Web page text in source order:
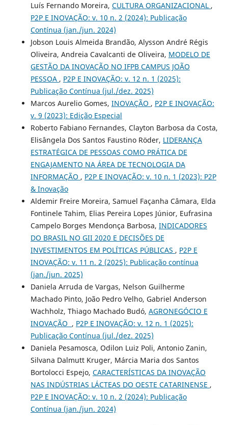
Luís Fernando Moreira, CULTURA ORGANIZACIONAL ,
P2P E INOVAÇÃO: v. 10 n. 2 (2024): Publicação
Contínua (jan./jun. 2024)
Jobson Louis Almeida Brandão, Alysson André Régis
Oliveira, Andreia Cavalcanti de Oliveira, MODELO DE
GESTÃO DA INOVAÇÃO NO IFPB CAMPUS JOÃO
PESSOA , P2P E INOVAÇÃO: v. 12 n. 1 (2025):
Publicação Contínua (jul./dez. 2025)
Marcos Aurelio Gomes, INOVAÇÃO , P2P E INOVAÇÃO:
v. 9 (2023): Edição Especial
Roberto Fabiano Fernandes, Clayton Barbosa da Costa,
Elisângela Dos Santos Faustino Röder, LIDERANÇA
ESTRATÉGICA DE PESSOAS COMO PRÁTICA DE
ENGAJAMENTO NA ÁREA DE TECNOLOGIA DA
INFORMAÇÃO , P2P E INOVAÇÃO: v. 10 n. 1 (2023): P2P
& Inovação
Aldemir Freire Moreira, Samuel Façanha Câmara, Elda
Fontinele Tahim, Elias Pereira Lopes Júnior, Eufrasina
Campelo Borges Mendonça Barbosa, INDICADORES
DO BRASIL NO GII 2020 E DECISÕES DE
INVESTIMENTOS EM POLÍTICAS PÚBLICAS , P2P E
INOVAÇÃO: v. 11 n. 2 (2025): Publicação contínua
(jan./jun. 2025)
Daniela Arruda de Vargas, Nelson Guilherme
Machado Pinto, João Pedro Velho, Gabriel Anderson
Wachholz, Thiago Machado Budó, AGRONEGÓCIO E
INOVAÇÃO , P2P E INOVAÇÃO: v. 12 n. 1 (2025):
Publicação Contínua (jul./dez. 2025)
Daniela Pesamosca, Odilon Luiz Poli, Antonio Zanin,
Silvana Dalmutt Kruger, Márcia Maria dos Santos
Bortolocci Espejo, CARACTERÍSTICAS DA INOVAÇÃO
NAS INDÚSTRIAS LÁCTEAS DO OESTE CATARINENSE ,
P2P E INOVAÇÃO: v. 10 n. 2 (2024): Publicação
Contínua (jan./jun. 2024)